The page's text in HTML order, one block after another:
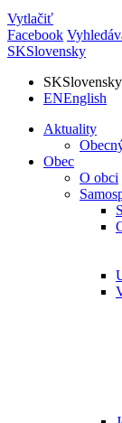
Vytlačiť
Facebook
SKSlovensky
SKSlovensky
ENEnglish
Aktuality
Obec
O obci